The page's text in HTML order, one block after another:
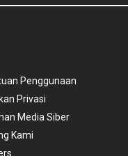
Penggunaan
Privasi
Media Siber
Kami